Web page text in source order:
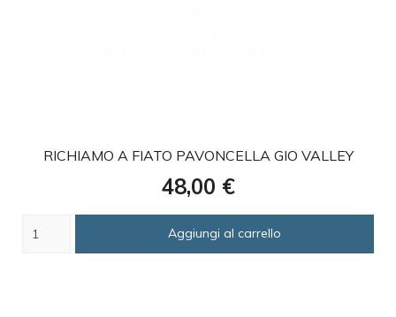
RICHIAMO A FIATO PAVONCELLA GIO VALLEY
Prezzo
48,00 €
Aggiungi al carrello